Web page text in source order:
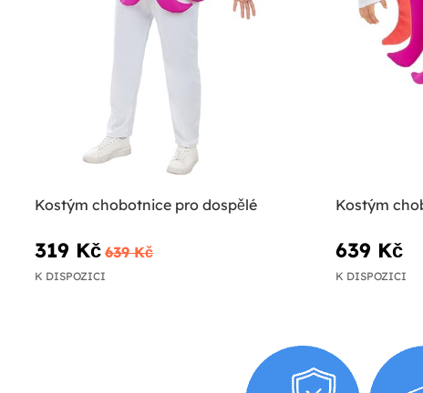
Kostým chobotnice pro dospělé
319 Kč 639 Kč
K DISPOZICI
Kostým
639 Kč
K DISPOZICI